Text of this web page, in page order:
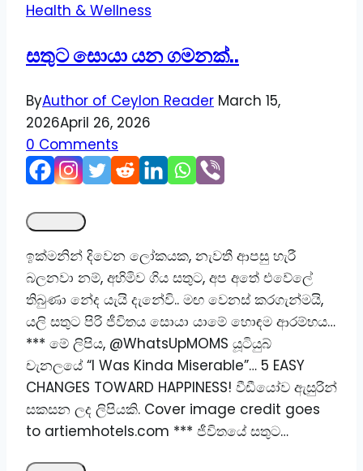
Health & Wellness
සතුට සොයා යන ගමනක්..
ByAuthor of Ceylon Reader March 15,
2026April 26, 2026
0 Comments
ඉක්මනින් දිවෙන ලෝකයක, නැවතී ආපසු හැරී
බලනවා නම්, අහිමිව ගිය සතුට, අප අතේ එවේලේ
තිබුණා නේද යැයි දැනේවි.. මඟ වෙනස් කරගැන්මයි,
යලි සතුට පිරි ජීවිතය සොයා යාමේ හොඳම ආරම්භය…
*** මේ ලිපිය, @WhatsUpMOMS යූටියුබ්
චැනලයේ “I Was Kinda Miserable”… 5 EASY
CHANGES TOWARD HAPPINESS! වීඩීයෝව ඇසුරින්
සකසන ලද ලිපියකි. Cover image credit goes
to artiemhotels.com *** ජීවිතයේ සතුට…